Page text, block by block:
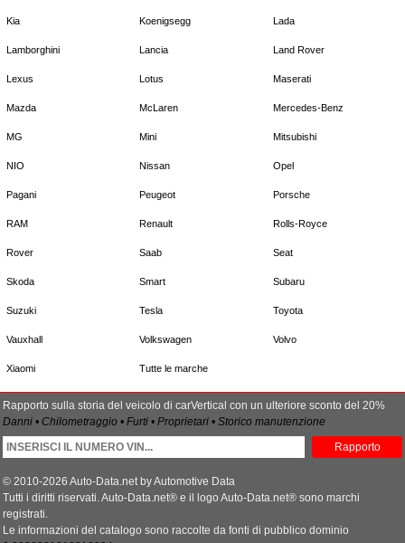
Kia Koenigsegg Lada
Lamborghini Lancia Land Rover
Lexus Lotus Maserati
Mazda McLaren Mercedes-Benz
MG Mini Mitsubishi
NIO Nissan Opel
Pagani Peugeot Porsche
RAM Renault Rolls-Royce
Rover Saab Seat
Skoda Smart Subaru
Suzuki Tesla Toyota
Vauxhall Volkswagen Volvo
Xiaomi Tutte le marche
Rapporto sulla storia del veicolo di carVertical con un ulteriore sconto del 20%
Danni • Chilometraggio • Furti • Proprietari • Storico manutenzione
Rapporto
© 2010-2026 Auto-Data.net by Automotive Data
Tutti i diritti riservati. Auto-Data.net® e il logo Auto-Data.net® sono marchi
registrati.
Le informazioni del catalogo sono raccolte da fonti di pubblico dominio